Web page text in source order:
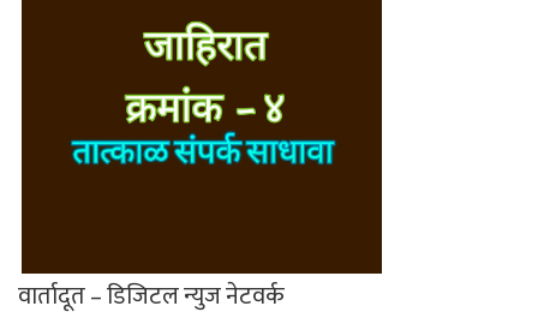
वार्तादूत – डिजिटल न्युज नेटवर्क